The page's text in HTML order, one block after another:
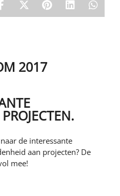
doorgroeien
2017
de interessante
aan projecten? De
mee!